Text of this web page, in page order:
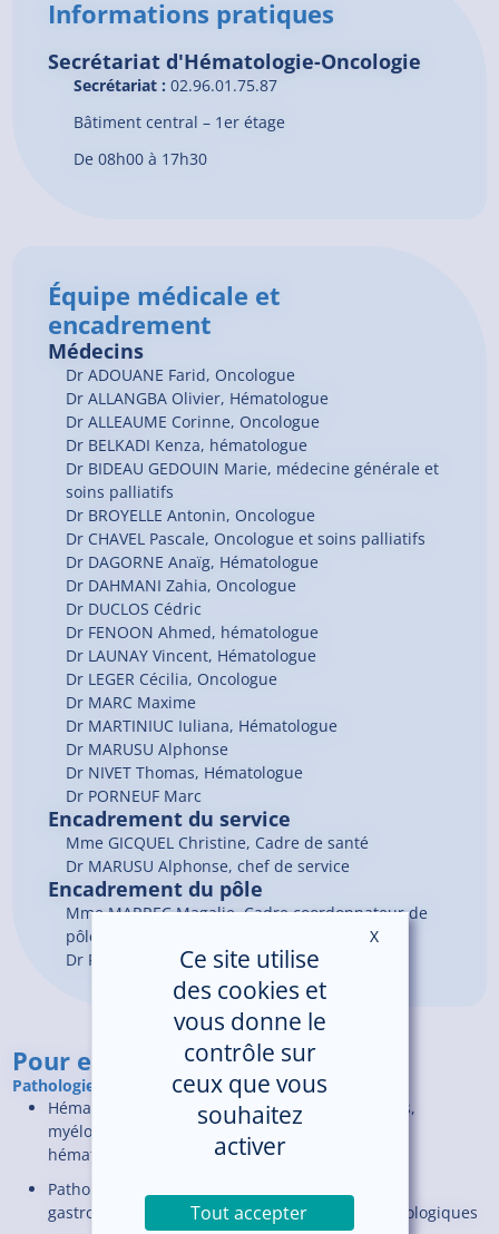
Informations pratiques
Secrétariat d'Hématologie-Oncologie
Secrétariat : 02.96.01.75.87
Bâtiment central – 1er étage
De 08h00 à 17h30
Équipe médicale et
encadrement
Médecins
DrADOUANE Farid, Oncologue
DrALLANGBA Olivier, Hématologue
DrALLEAUME Corinne, Oncologue
Dr BELKADI Kenza, hématologue
Dr BIDEAU GEDOUIN Marie, médecine générale et
soins palliatifs
Dr BROYELLE Antonin, Oncologue
Dr CHAVEL Pascale, Oncologue et soins palliatifs
Dr DAGORNE Anaïg, Hématologue
Dr DAHMANI Zahia, Oncologue
Dr DUCLOS Cédric
Dr FENOON Ahmed, hématologue
Dr LAUNAY Vincent, Hématologue
Dr LEGER Cécilia, Oncologue
Dr MARC Maxime
Dr MARTINIUC Iuliana, Hématologue
Dr MARUSU Alphonse
Dr NIVET Thomas, Hématologue
Dr PORNEUF Marc
Encadrement du service
Mme GICQUEL Christine, Cadre de santé
Dr MARUSU Alphonse, chef de service
Encadrement du pôle
Mme MARREC Magalie, Cadre coordonnateur de
pôle
Dr PORNEUF Marc, Chef de pôle
Pour en savoir plus
Pathologies prises en charges :
Hématologie : lymphomes, myélomes, leucémies,
myélodysplasies, syndromes myéloprolifératifs,
hématologie générale
Pathologies onco-médicales gynécologiques,
gastroentérologiques, pneumologiques, dermatologiques
Ce site utilise
des cookies et
vous donne le
contrôle sur
ceux que vous
souhaitez
activer
Tout accepter
XMasquer le